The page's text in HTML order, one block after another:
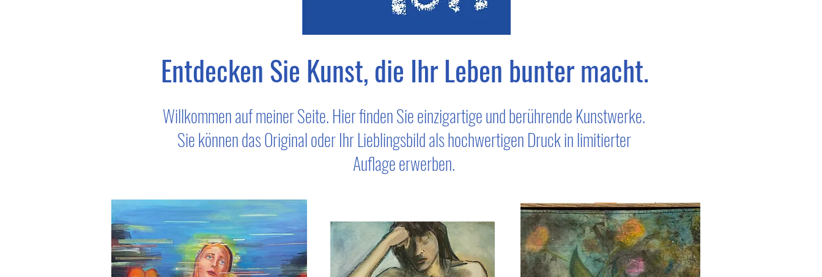
Entdecken Sie Kunst, die Ihr Leben bunter macht.
Willkommen auf meiner Seite. Hier finden Sie einzigartige und berührende Kunstwerke.
Sie können das Original oder Ihr Lieblingsbild als hochwertigen Druck in limitierter
Auflage erwerben.